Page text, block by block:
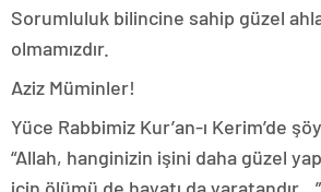
Sorumluluk bilincine sahip güzel
olmamızdır.
Aziz Müminler!
Yüce Rabbimiz Kur’an-ı Kerim’de
“Allah, hanginizin işini daha güzel